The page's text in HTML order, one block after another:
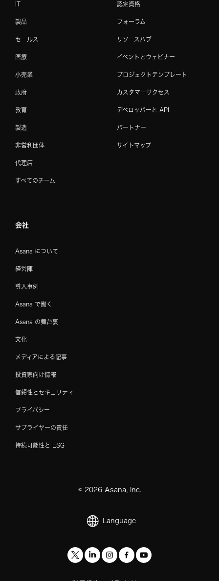
IT
製品
セールス
医療
小売業
政府
教育
製造
非営利団体
代理店
すべてのチーム
認定資格
フォーラム
リソースハブ
イベントとウェビナー
プロジェクトテンプレート
カスタマーサクセス
デベロッパーと API
パートナー
サイトマップ
会社
Asana について
経営陣
導入事例
Asana で働く
Asana の舞台裏
文化
メディアによる記事
投資家向け情報
信頼性とセキュリティ
プライバシー
サプライヤーの責任
持続可能性と ESG
© 2026Asana, Inc.
Language